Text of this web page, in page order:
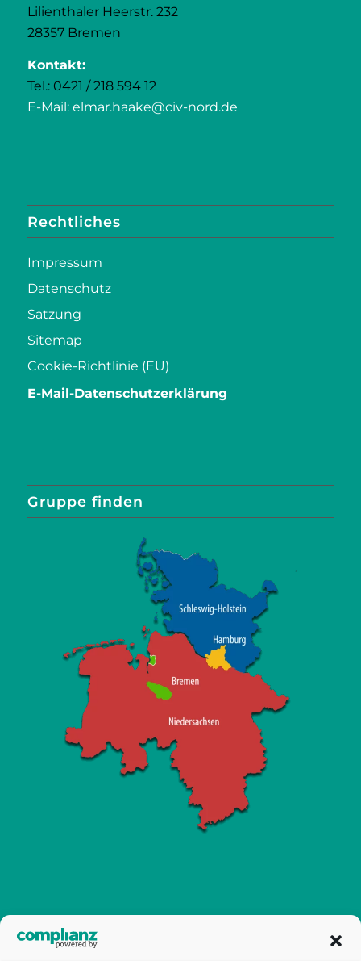
Lilienthaler Heerstr. 232
28357 Bremen
Kontakt:
Tel.: 0421 / 218 594 12
E-Mail: elmar.haake@civ-nord.de
Rechtliches
Impressum
Datenschutz
Satzung
Sitemap
Cookie-Richtlinie (EU)
E-Mail-Datenschutzerklärung
Gruppe finden
Deutsche Cochlea Implantat
Gesellschaft e.V.